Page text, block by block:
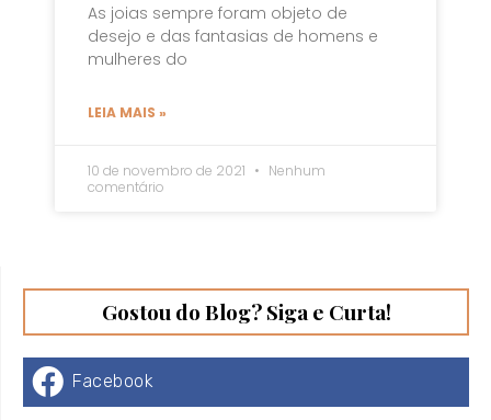
As joias sempre foram objeto de
desejo e das fantasias de homens e
mulheres do
LEIA MAIS »
10 de novembro de 2021
Nenhum
comentário
Gostou do Blog? Siga e Curta!
Facebook